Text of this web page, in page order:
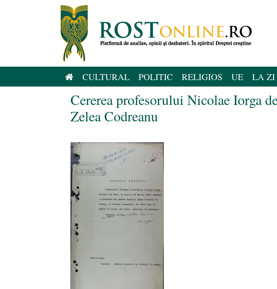
CULTURAL POLITIC RELIGIOS UE LA ZI
Cererea profesorului Nicolae Iorga
Zelea Codreanu